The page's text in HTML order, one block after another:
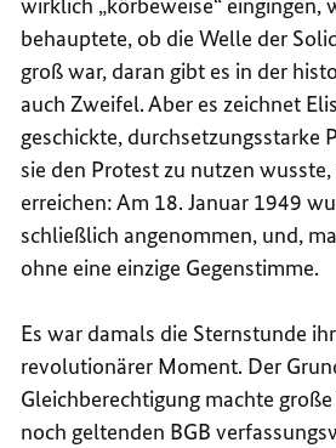
behauptete, ob die Welle der
groß war, daran gibt es in der
auch Zweifel. Aber es zeichnet
geschickte, durchsetzungsstarke
sie den Protest zu nutzen
erreichen: Am 18. Januar 1949
schließlich angenommen, und,
ohne eine einzige Gegenstimme.
Es war damals die Sternstunde
revolutionärer Moment. Der
Gleichberechtigung machte
noch geltenden BGB